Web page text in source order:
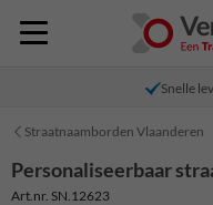
Snelle
Straatnaamborden Vlaanderen
Personaliseerbaar
Art.nr. SN.12623